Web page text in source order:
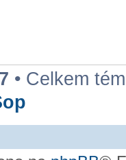
• Celkem